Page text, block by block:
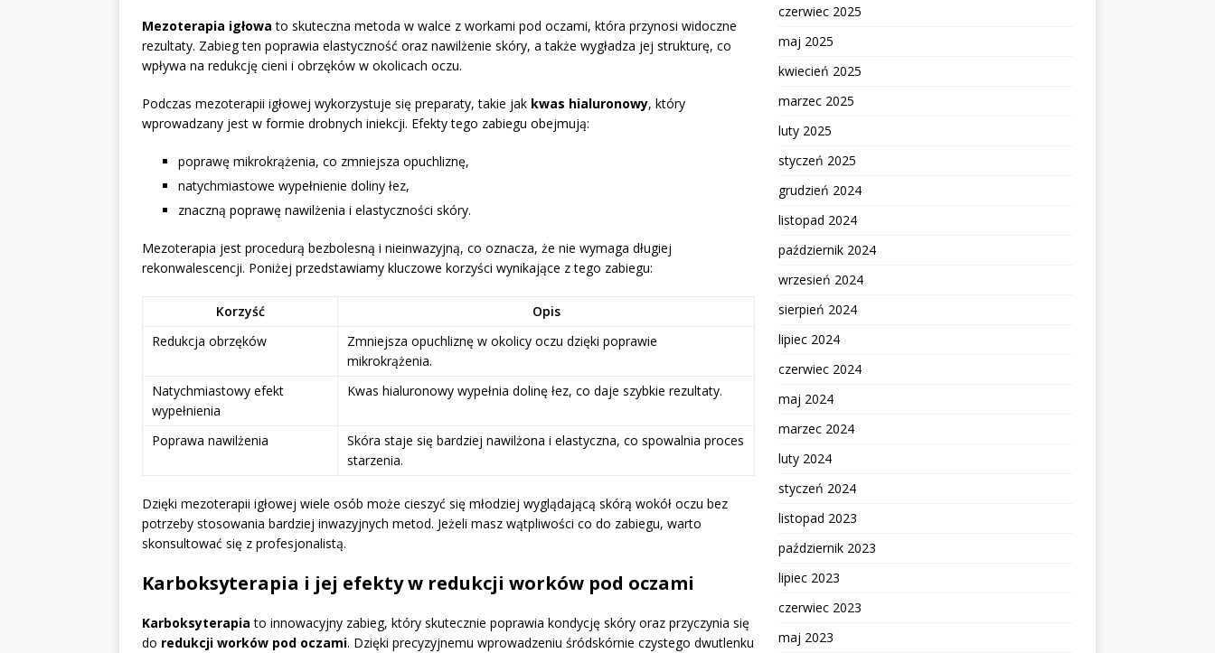
Mezoterapia igłowa to skuteczna metoda w walce z workami pod oczami, która przynosi widoczne
rezultaty. Zabieg ten poprawia elastyczność oraz nawilżenie skóry, a także wygładza jej strukturę, co
wpływa na redukcję cieni i obrzęków w okolicach oczu.
Podczas mezoterapii igłowej wykorzystuje się preparaty, takie jak kwas hialuronowy, który
wprowadzany jest w formie drobnych iniekcji. Efekty tego zabiegu obejmują:
poprawę mikrokrążenia, co zmniejsza opuchliznę,
natychmiastowe wypełnienie doliny łez,
znaczną poprawę nawilżenia i elastyczności skóry.
Mezoterapia jest procedurą bezbolesną i nieinwazyjną, co oznacza, że nie wymaga długiej
rekonwalescencji. Poniżej przedstawiamy kluczowe korzyści wynikające z tego zabiegu:
Korzyść
Opis
Redukcja obrzęków
Zmniejsza opuchliznę w okolicy oczu dzięki poprawie
mikrokrążenia.
Natychmiastowy efekt
wypełnienia
Kwas hialuronowy wypełnia dolinę łez, co daje szybkie rezultaty.
Poprawa nawilżenia
Skóra staje się bardziej nawilżona i elastyczna, co spowalnia proces
starzenia.
Dzięki mezoterapii igłowej wiele osób może cieszyć się młodziej wyglądającą skórą wokół oczu bez
potrzeby stosowania bardziej inwazyjnych metod. Jeżeli masz wątpliwości co do zabiegu, warto
skonsultować się z profesjonalistą.
Karboksyterapia i jej efekty w redukcji worków pod oczami
Karboksyterapia to innowacyjny zabieg, który skutecznie poprawia kondycję skóry oraz przyczynia się
do redukcji worków pod oczami. Dzięki precyzyjnemu wprowadzeniu śródskórnie czystego dwutlenku
czerwiec 2025
maj 2025
kwiecień 2025
marzec 2025
luty 2025
styczeń 2025
grudzień 2024
listopad 2024
październik 2024
wrzesień 2024
sierpień 2024
lipiec 2024
czerwiec 2024
maj 2024
marzec 2024
luty 2024
styczeń 2024
listopad 2023
październik 2023
lipiec 2023
czerwiec 2023
maj 2023